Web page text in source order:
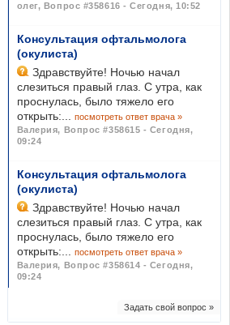
олег, Вопрос #358616 - Сегодня, 10:52
Консультация офтальмолога
(окулиста)
Здравствуйте! Ночью начал
слезиться правый глаз. С утра, как
проснулась, было тяжело его
открыть:...
посмотреть ответ врача »
Валерия, Вопрос #358615 - Сегодня,
09:24
Консультация офтальмолога
(окулиста)
Здравствуйте! Ночью начал
слезиться правый глаз. С утра, как
проснулась, было тяжело его
открыть:...
посмотреть ответ врача »
Валерия, Вопрос #358614 - Сегодня,
09:24
Задать свой вопрос »